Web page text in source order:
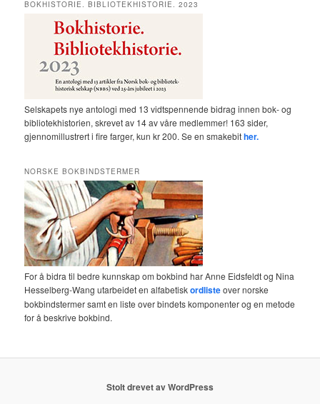
BOKHISTORIE. BIBLIOTEKHISTORIE. 2023
Selskapets nye antologi med 13 vidtspennende bidrag innen bok- og
bibliotekhistorien, skrevet av 14 av våre medlemmer! 163 sider,
gjennomillustrert i fire farger, kun kr 200. Se en smakebither.
NORSKE BOKBINDSTERMER
For å bidra til bedre kunnskap om bokbind har Anne Eidsfeldt og Nina
Hesselberg-Wang utarbeidet en alfabetiskordlisteover norske
bokbindstermer samt en liste over bindets komponenter og en metode
for å beskrive bokbind.
Stolt drevet av WordPress